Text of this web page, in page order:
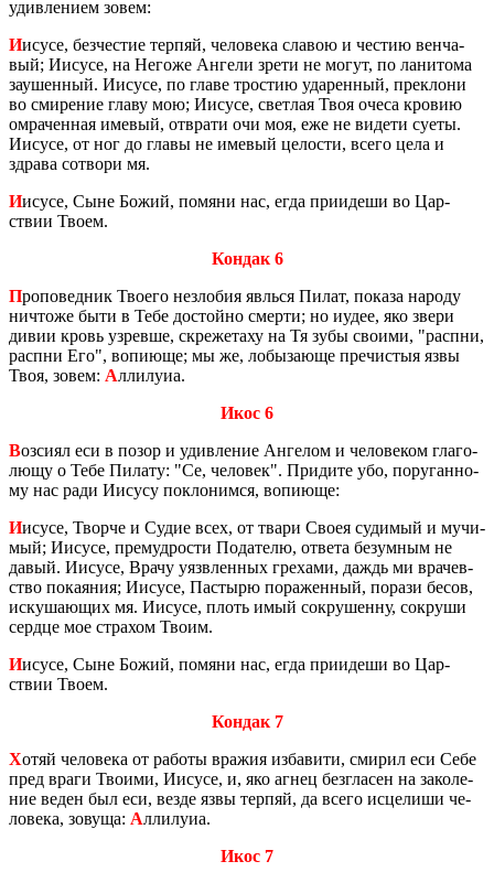
удив­ле­ни­ем зовем:
Иисусе, без­че­стие тер­пяй, че­ло­ве­ка сла­вою и че­стию вен­ча­
вый; Иису­се, на Него­же Ан­ге­ли зрети не могут, по ла­ни­то­ма
за­у­шен­ный. Иису­се, по главе тро­стию уда­рен­ный, пре­кло­ни
во сми­ре­ние главу мою; Иису­се, свет­лая Твоя очеса кро­вию
омра­чен­ная име­вый, от­вра­ти очи моя, еже не ви­де­ти суеты.
Иису­се, от ног до главы не име­вый це­ло­сти, всего цела и
здра­ва со­тво­ри мя.
Иисусе, Сыне Божий, по­мя­ни нас, егда при­и­де­ши во Цар­
ствии Твоем.
Кондак 6
Про­по­вед­ник Тво­е­го незло­бия яв­ль­ся Пилат, по­ка­за на­ро­ду
ни­что­же быти в Тебе до­стой­но смер­ти; но иудее, яко звери
дивии кровь узрев­ше, скре­же­та­ху на Тя зубы сво­и­ми, "рас­пни,
рас­пни Его", во­пи­ю­ще; мы же, ло­бы­за­ю­ще пре­чи­стыя язвы
Твоя, зовем: Алли­лу­иа.
Икос 6
Возси­ял еси в позор и удив­ле­ние Ан­ге­лом и че­ло­ве­ком гла­го­
лю­щу о Тебе Пи­ла­ту: "Се, че­ло­век". При­ди­те убо, по­ру­ган­но­
му нас ради Иису­су по­кло­ним­ся, во­пи­ю­ще:
Иисусе, Твор­че и Судие всех, от твари Своея су­ди­мый и му­чи­
мый; Иису­се, пре­муд­ро­сти По­да­те­лю, от­ве­та безум­ным не
давый. Иису­се, Врачу уязв­лен­ных гре­ха­ми, даждь ми вра­чев­
ство по­ка­я­ния; Иису­се, Пас­ты­рю по­ра­жен­ный, по­ра­зи бесов,
ис­ку­ша­ю­щих мя. Иису­се, плоть имый со­кру­шен­ну, со­кру­ши
серд­це мое стра­хом Твоим.
Иисусе, Сыне Божий, по­мя­ни нас, егда при­и­де­ши во Цар­
ствии Твоем.
Кондак 7
Хотяй че­ло­ве­ка от ра­бо­ты вра­жия из­ба­ви­ти, сми­рил еси Себе
пред враги Тво­и­ми, Иису­се, и, яко агнец без­гла­сен на за­ко­ле­
ние веден был еси, везде язвы тер­пяй, да всего ис­це­ли­ши че­
ло­ве­ка, зо­ву­ща: Алли­лу­иа.
Икос 7